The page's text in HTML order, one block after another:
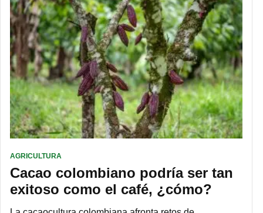
AGRICULTURA
Cacao colombiano podría ser tan
exitoso como el café, ¿cómo?